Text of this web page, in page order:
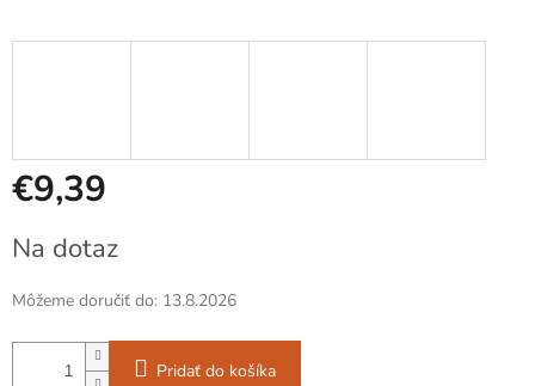
€9,39
cena:
Na dotaz
Môžeme doručiť do: 13.8.2026
Pridať do košíka